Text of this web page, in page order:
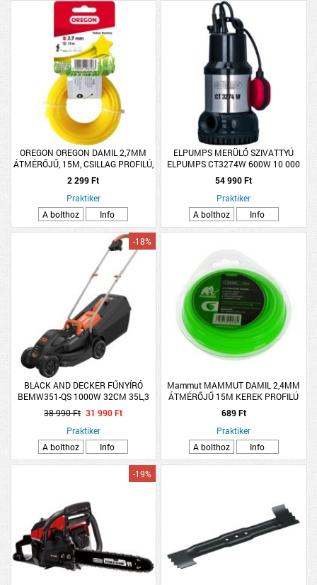
OREGON OREGON DAMIL 2,7MM
ÁTMÉRŐJŰ, 15M, CSILLAG PROFILÚ,
SÁRGA, FŰKASZÁHOZ
2 299 Ft
Praktiker
A bolthoz
Info
ELPUMPS MERÜLŐ SZIVATTYÚ
ELPUMPS CT3274W 600W 10 000
L/H 10M
54 990 Ft
Praktiker
A bolthoz
Info
BLACK AND DECKER FŰNYÍRÓ
BEMW351-QS 1000W 32CM 35L,3
MAGASSÁG,LEHAJTHATÓ
FOGANTYÚ
-18%
38 990 Ft 31 990 Ft
Praktiker
A bolthoz
Info
Mammut MAMMUT DAMIL 2,4MM
ÁTMÉRŐJŰ 15M KEREK PROFILÚ
FŰKASZÁHOZ
689 Ft
Praktiker
A bolthoz
Info
-19%